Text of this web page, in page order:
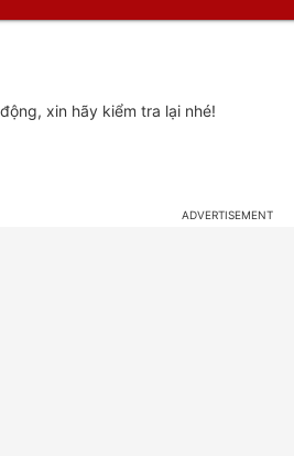
xin hãy kiểm tra lại nhé!